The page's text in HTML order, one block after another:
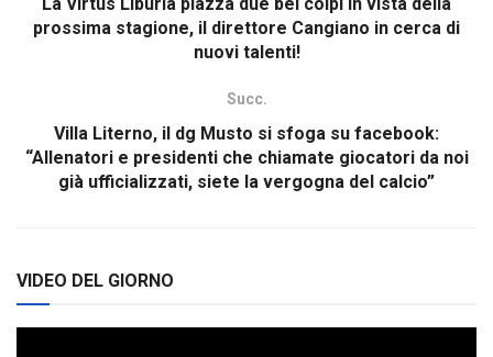
La Virtus Liburia piazza due bei colpi in vista della
prossima stagione, il direttore Cangiano in cerca di
nuovi talenti!
Succ.
Villa Literno, il dg Musto si sfoga su facebook:
“Allenatori e presidenti che chiamate giocatori da noi
già ufficializzati, siete la vergogna del calcio”
VIDEO DEL GIORNO